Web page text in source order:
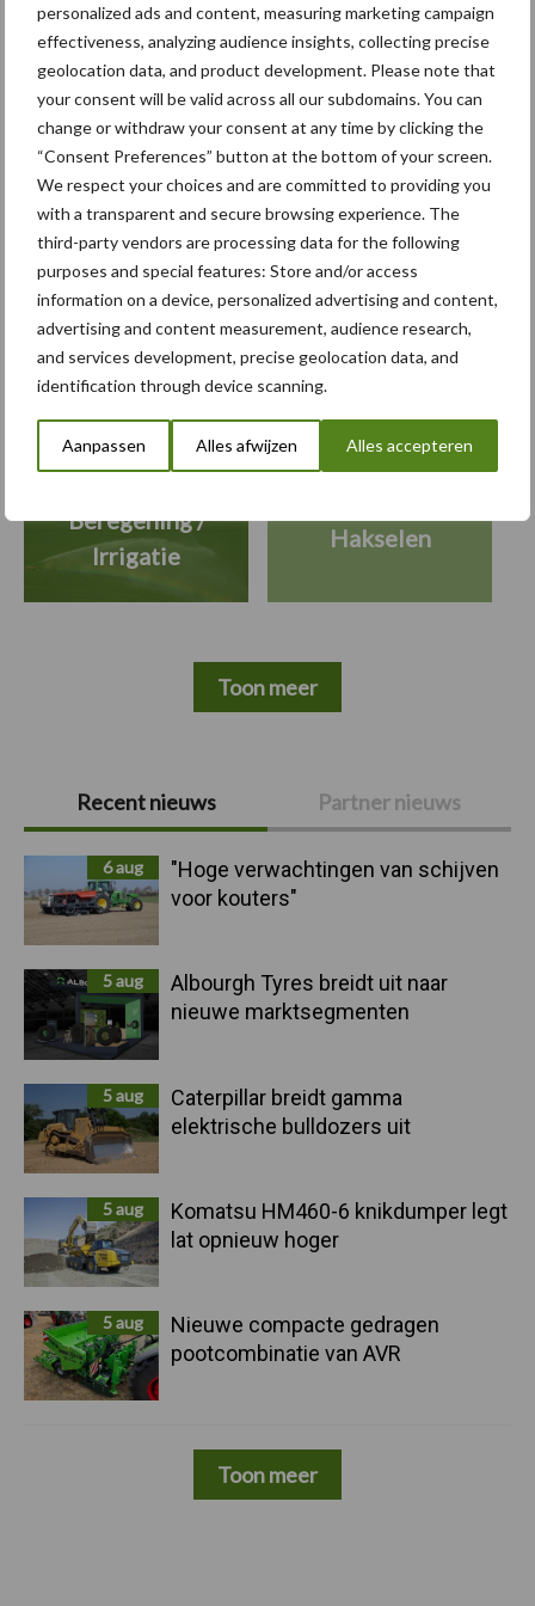
personalized ads and content, measuring marketing campaign
effectiveness, analyzing audience insights, collecting precise
geolocation data, and product development. Please note that
your consent will be valid across all our subdomains. You can
change or withdraw your consent at any time by clicking the
“Consent Preferences” button at the bottom of your screen.
We respect your choices and are committed to providing you
with a transparent and secure browsing experience. The
third-party vendors are processing data for the following
purposes and special features: Store and/or access
information on a device, personalized advertising and content,
advertising and content measurement, audience research,
and services development, precise geolocation data, and
identification through device scanning.
Aanpassen Alles afwijzen Alles accepteren
Primaire
Sidebar
Recent nieuws Partner nieuws
6 aug
"Hoge verwachtingen van schijven
voor kouters"
5 aug
Albourgh Tyres breidt uit naar
nieuwe marktsegmenten
5 aug
Caterpillar breidt gamma
elektrische bulldozers uit
5 aug
Komatsu HM460-6 knikdumper legt
lat opnieuw hoger
5 aug
Nieuwe compacte gedragen
pootcombinatie van AVR
Toon meer
slijtvaste lagen
Carré rondt herstructurering
af en kijkt weer vooruit
Themapagina's
Bemesting Gewas & ruwvoer
Beregening /
Irrigatie
Hakselen
Toon meer